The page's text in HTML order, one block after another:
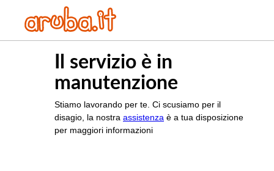
Il servizio è in
manutenzione
Stiamo lavorando per te. Ci scusiamo per il
disagio, la nostra assistenza è a tua disposizione
per maggiori informazioni